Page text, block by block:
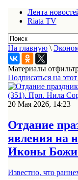
Лента
Riata TV
На главную \
Материалы
Подписаться на
20 Мая 2026, 14:23
Отдание
явления на
Иконы
Известно, что